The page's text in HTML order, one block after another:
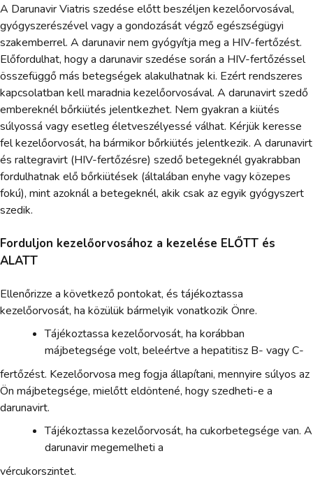
A Darunavir Viatris szedése előtt beszéljen kezelőorvosával,
gyógyszerészével vagy a gondozását végző egészségügyi
szakemberrel. A darunavir nem gyógyítja meg a HIV-fertőzést.
Előfordulhat, hogy a darunavir szedése során a HIV-fertőzéssel
összefüggő más betegségek alakulhatnak ki. Ezért rendszeres
kapcsolatban kell maradnia kezelőorvosával. A darunavirt szedő
embereknél bőrkiütés jelentkezhet. Nem gyakran a kiütés
súlyossá vagy esetleg életveszélyessé válhat. Kérjük keresse
fel kezelőorvosát, ha bármikor bőrkiütés jelentkezik. A darunavirt
és raltegravirt (HIV-fertőzésre) szedő betegeknél gyakrabban
fordulhatnak elő bőrkiütések (általában enyhe vagy közepes
fokú), mint azoknál a betegeknél, akik csak az egyik gyógyszert
szedik.
Forduljon kezelőorvosához a kezelése ELŐTT és
ALATT
Ellenőrizze a következő pontokat, és tájékoztassa
kezelőorvosát, ha közülük bármelyik vonatkozik Önre.
Tájékoztassa kezelőorvosát, ha korábban
májbetegsége volt, beleértve a hepatitisz B- vagy C-
fertőzést. Kezelőorvosa meg fogja állapítani, mennyire súlyos az
Ön májbetegsége, mielőtt eldöntené, hogy szedheti-e a
darunavirt.
Tájékoztassa kezelőorvosát, ha cukorbetegsége van. A
darunavir megemelheti a
vércukorszintet.